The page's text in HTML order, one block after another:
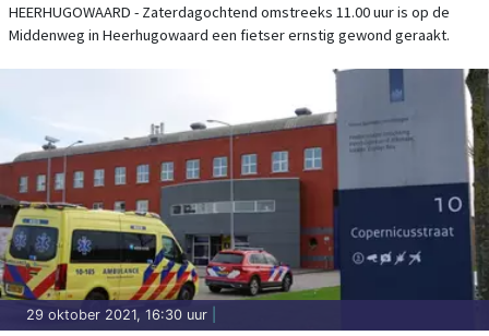
HEERHUGOWAARD - Zaterdagochtend omstreeks 11.00 uur is op de
Middenweg in Heerhugowaard een fietser ernstig gewond geraakt.
29 oktober 2021, 16:30 uur